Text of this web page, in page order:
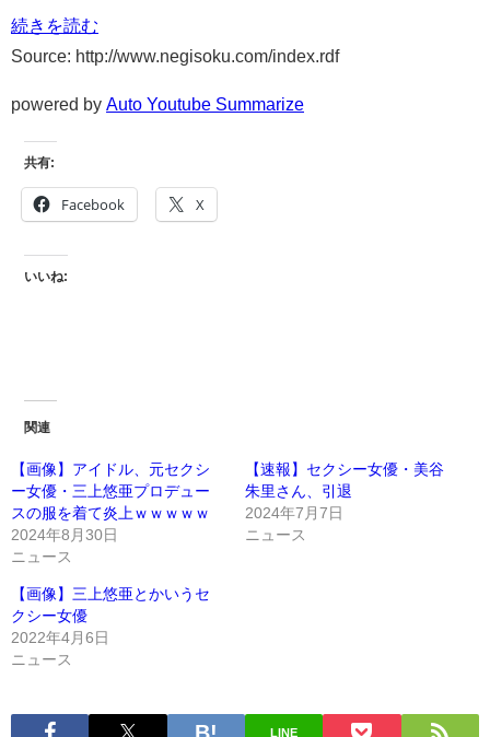
続きを読む
Source: http://www.negisoku.com/index.rdf
powered by Auto Youtube Summarize
共有:
Facebook X
いいね:
関連
【画像】アイドル、元セクシ
ー女優・三上悠亜プロデュー
スの服を着て炎上ｗｗｗｗｗ
2024年8月30日
ニュース
【速報】セクシー女優・美谷
朱里さん、引退
2024年7月7日
ニュース
【画像】三上悠亜とかいうセ
クシー女優
2022年4月6日
ニュース
LINE